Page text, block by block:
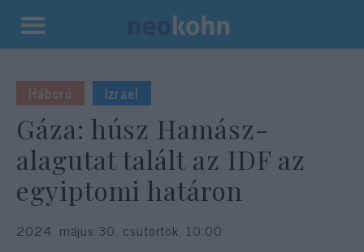
Kilépés
tartalomba
Háború Izrael
Gáza: húsz Hamász-
alagutat talált az IDF az
egyiptomi határon
2024. május 30. csütörtök, 10:00